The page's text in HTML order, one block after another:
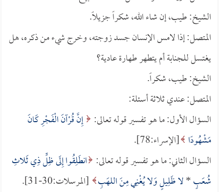
الشيخ: طيب، إن شاء الله، شكراً جزيلاً.
المتصل: إذا لامس الإنسان جسد زوجته، وخرج شيء من ذكره، هل
يغتسل للجنابة أم يتطهر طهارة عادية؟
الشيخ: طيب، شكراً.
المتصل: عندي ثلاثة أسئلة:
السؤال الأول: ما هو تفسير قوله تعالى: إِنَّ قُرْآنَ الْفَجْرِ كَانَ
مَشْهُودًا [الإسراء:78].
السؤال الثاني: ما هو تفسير قوله تعالى: انطَلِقُوا إِلَى ظِلٍّ ذِي ثَلاثِ
شُعَبٍ*لا ظَلِيلٍ وَلا يُغْنِي مِنَ اللهَبِ [المرسلات:30-31].